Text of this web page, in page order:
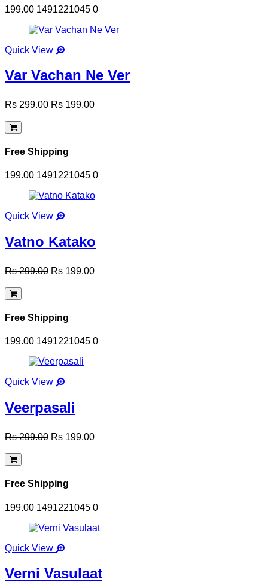
199.00 1491221045 0
Quick View
Var Vachan Ne Ver
Rs 299.00 Rs 199.00
Free Shipping
199.00 1491221045 0
Quick View
Vatno Katako
Rs 299.00 Rs 199.00
Free Shipping
199.00 1491221045 0
Quick View
Veerpasali
Rs 299.00 Rs 199.00
Free Shipping
199.00 1491221045 0
Quick View
Verni Vasulaat